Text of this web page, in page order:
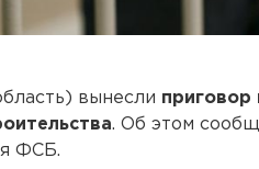
вынесли
. Об этом
ФСБ.